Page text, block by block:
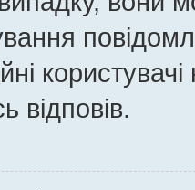
відповів.